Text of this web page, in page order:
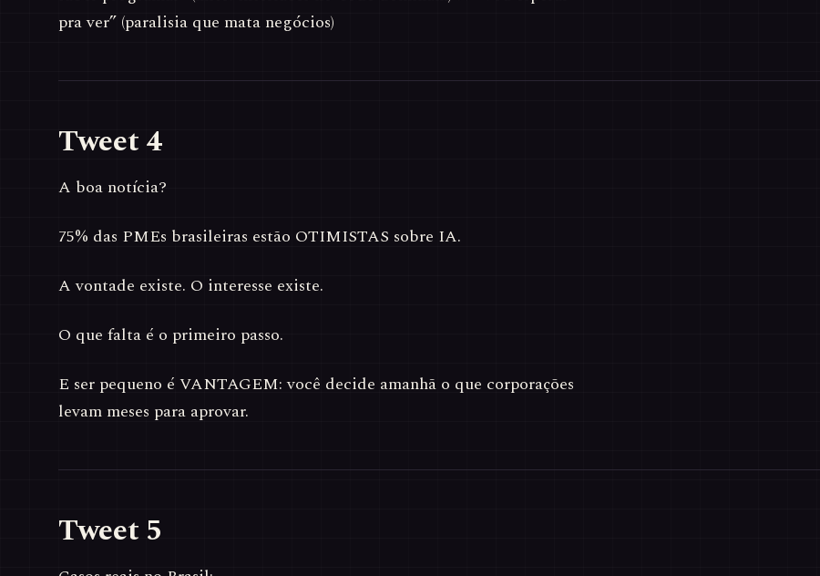
pra ver” (paralisia que mata negócios)
Tweet 4
A boa notícia?
75% das PMEs brasileiras estão OTIMISTAS sobre IA.
A vontade existe. O interesse existe.
O que falta é o primeiro passo.
E ser pequeno é VANTAGEM: você decide amanhã o que corporações
levam meses para aprovar.
Tweet 5